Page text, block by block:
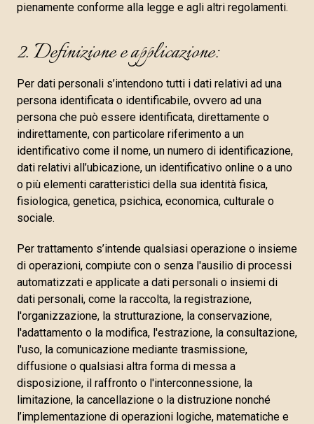
pienamente conforme alla legge e agli altri regolamenti.
2. Definizione e applicazione:
Per dati personali s’intendono tutti i dati relativi ad una
persona identificata o identificabile, ovvero ad una
persona che può essere identificata, direttamente o
indirettamente, con particolare riferimento a un
identificativo come il nome, un numero di identificazione,
dati relativi all’ubicazione, un identificativo online o a uno
o più elementi caratteristici della sua identità fisica,
fisiologica, genetica, psichica, economica, culturale o
sociale.
Per trattamento s’intende qualsiasi operazione o insieme
di operazioni, compiute con o senza l'ausilio di processi
automatizzati e applicate a dati personali o insiemi di
dati personali, come la raccolta, la registrazione,
l'organizzazione, la strutturazione, la conservazione,
l'adattamento o la modifica, l'estrazione, la consultazione,
l'uso, la comunicazione mediante trasmissione,
diffusione o qualsiasi altra forma di messa a
disposizione, il raffronto o l'interconnessione, la
limitazione, la cancellazione o la distruzione nonché
l’implementazione di operazioni logiche, matematiche e